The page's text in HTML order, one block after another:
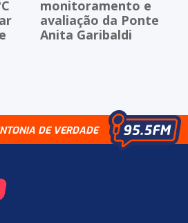
monitoramento e
avaliação da Ponte
Anita Garibaldi
DE VERDADE